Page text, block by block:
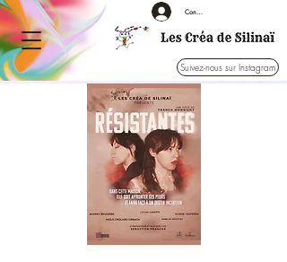
Connexion
Suivez-nous sur Instagram